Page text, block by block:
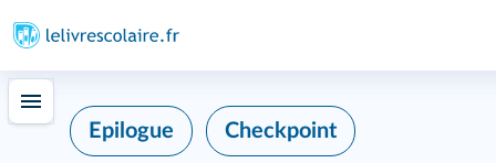
Epilogue Checkpoint